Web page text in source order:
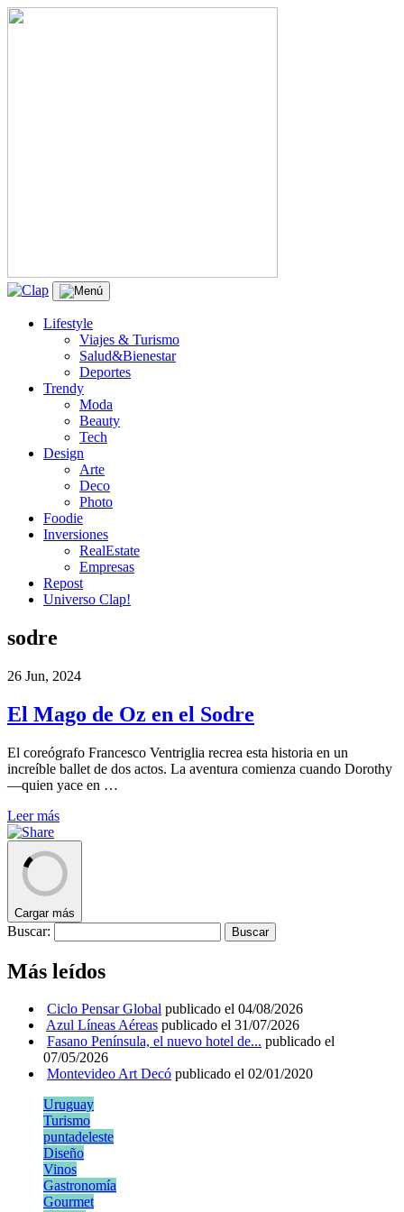
Lifestyle
Viajes & Turismo
Salud&Bienestar
Deportes
Trendy
Moda
Beauty
Tech
Design
Arte
Deco
Photo
Foodie
Inversiones
RealEstate
Empresas
Repost
Universo Clap!
sodre
26 Jun, 2024
El Mago de Oz en el Sodre
El coreógrafo Francesco Ventriglia recrea esta historia en un
increíble ballet de dos actos. La aventura comienza cuando Dorothy
—quien yace en …
Leer más
Cargar más
Buscar:
Más leídos
Ciclo Pensar Global publicado el 04/08/2026
Azul Líneas Aéreas publicado el 31/07/2026
Fasano Península, el nuevo hotel de... publicado el
07/05/2026
Montevideo Art Decó publicado el 02/01/2020
Uruguay
Turismo
puntadeleste
Diseño
Vinos
Gastronomía
Gourmet